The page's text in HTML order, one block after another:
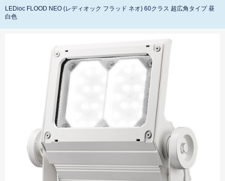
LEDioc FLOOD NEO (レディオック フラッド ネオ) 60クラス 超広角タイプ 昼
白色